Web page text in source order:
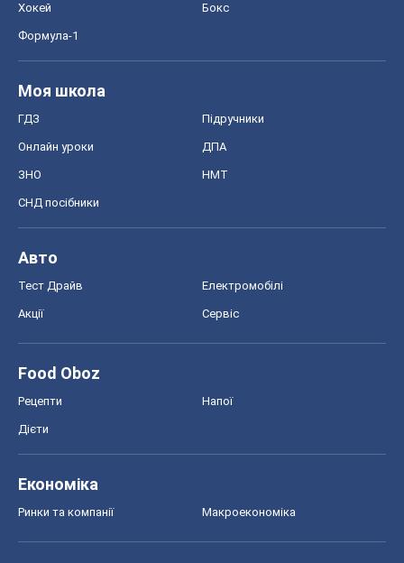
Хокей Бокс
Формула-1
Моя школа
ГДЗ Підручники
Онлайн уроки ДПА
ЗНО НМТ
СНД посібники
Авто
Тест Драйв Електромобілі
Акції Сервіс
Food Oboz
Рецепти Напої
Дієти
Економіка
Ринки та компанії Макроекономіка